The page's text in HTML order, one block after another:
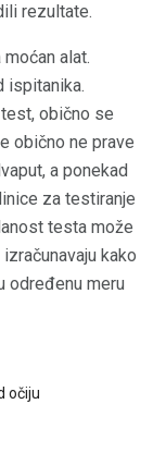
rezultate.
alat.
ispitanika.
obično se
obično ne prave
a ponekad
za testiranje
testa može
kako
određenu meru
očiju